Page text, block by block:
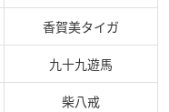
香賀美タイガ
九十九遊馬
柴八戒